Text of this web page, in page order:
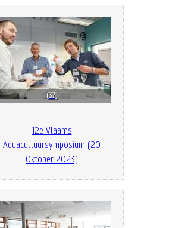
37
12e Vlaams
Aquacultuursymposium (20
Oktober 2023)